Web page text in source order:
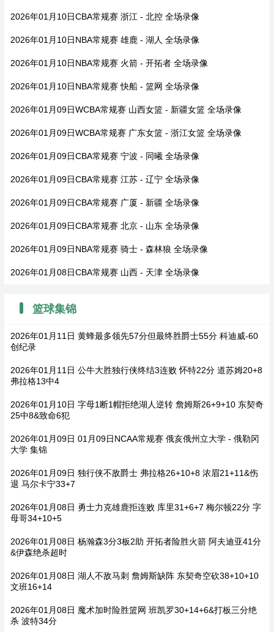
2026年01月10日CBA常规赛 浙江 - 北控 全场录像
2026年01月10日NBA常规赛 雄鹿 - 湖人 全场录像
2026年01月10日NBA常规赛 火箭 - 开拓者 全场录像
2026年01月10日NBA常规赛 快船 - 篮网 全场录像
2026年01月09日WCBA常规赛 山西女篮 - 新疆女篮 全场录像
2026年01月09日WCBA常规赛 广东女篮 - 浙江女篮 全场录像
2026年01月09日CBA常规赛 宁波 - 同曦 全场录像
2026年01月09日CBA常规赛 江苏 - 辽宁 全场录像
2026年01月09日CBA常规赛 广厦 - 新疆 全场录像
2026年01月09日CBA常规赛 北京 - 山东 全场录像
2026年01月09日NBA常规赛 骑士 - 森林狼 全场录像
2026年01月08日CBA常规赛 山西 - 天津 全场录像
篮球集锦
2026年01月11日 黄蜂最多领先57分但最终胜爵士55分 科迪威-60
创纪录
2026年01月11日 公牛大胜独行侠终结3连败 怀特22分 道苏姆20+8
弗拉格13中4
2026年01月10日 字母1断1帽拒绝湖人逆转 詹姆斯26+9+10 东契奇
25中8&致命6犯
2026年01月09日 01月09日NCAA常规赛 俄亥俄州立大学 - 俄勒冈
大学 集锦
2026年01月09日 独行侠不敌爵士 弗拉格26+10+8 浓眉21+11&伤
退 马尔卡宁33+7
2026年01月08日 勇士力克雄鹿拒连败 库里31+6+7 梅尔顿22分 字
母哥34+10+5
2026年01月08日 杨瀚森3分3板2助 开拓者险胜火箭 阿夫迪亚41分
&伊森绝杀超时
2026年01月08日 湖人不敌马刺 詹姆斯缺阵 东契奇空砍38+10+10
文班16+14
2026年01月08日 魔术加时险胜篮网 班凯罗30+14+6&打板三分绝
杀 波特34分